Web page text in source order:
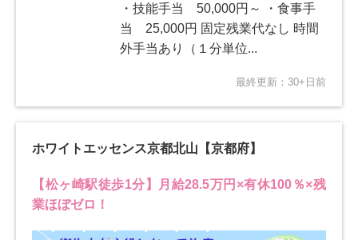
・技能手当 50,000円～ ・食事手
当 25,000円 固定残業代なし 時間
外手当あり（１分単位...
最終更新：30+日前
ホワイトエッセンス京都北山【京都府】
【松ヶ崎駅徒歩1分】月給28.5万円×有休100％×残
業ほぼゼロ！